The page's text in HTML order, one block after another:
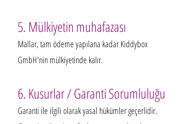
5. Mülkiyetin muhafazası
Mallar, tam ödeme yapılana kadar Kiddybox
GmbH'nin mülkiyetinde kalır.
6. Kusurlar / Garanti Sorumluluğu
Garanti ile ilgili olarak yasal hükümler geçerlidir.